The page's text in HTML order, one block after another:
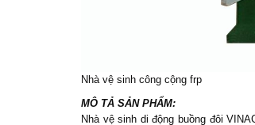
Nhà vệ sinh công cộng frp
MÔ TẢ SẢN PHẨM:
Nhà vệ sinh di động buồng đôi